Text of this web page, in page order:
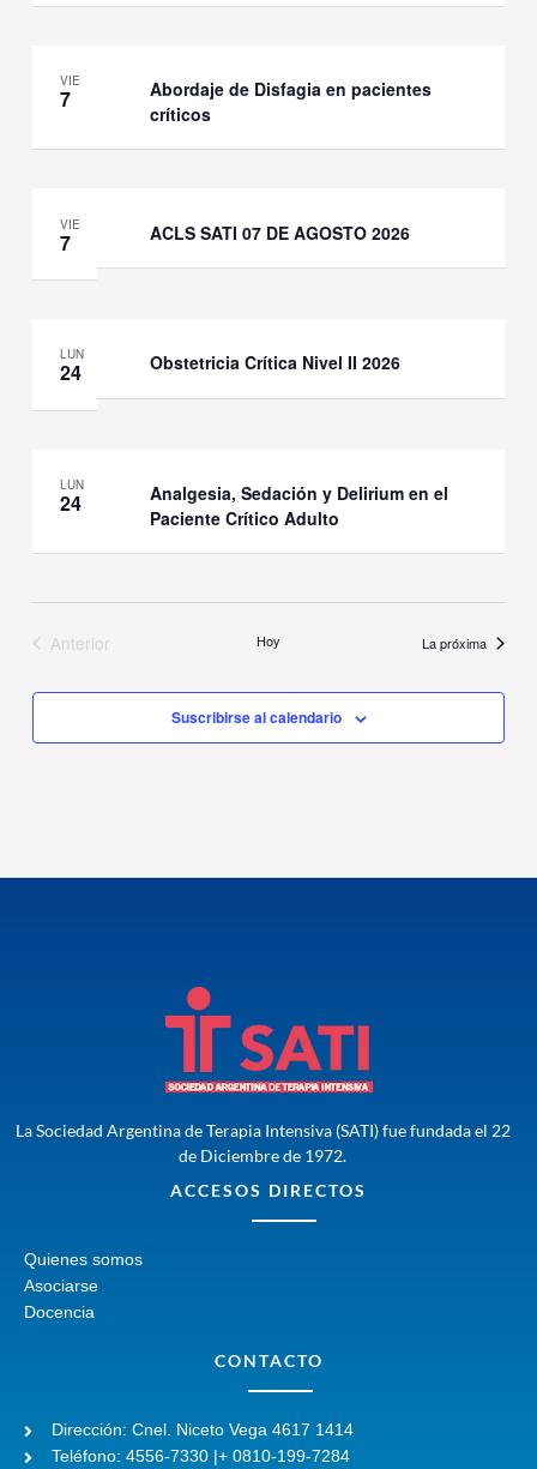
VIE
7
Abordaje de Disfagia en pacientes
críticos
VIE
7 ACLS SATI 07 DE AGOSTO 2026
LUN
24 Obstetricia Crítica Nivel II 2026
LUN
24
Analgesia, Sedación y Delirium en el
Paciente Crítico Adulto
Anterior
Hoy La próximaEventos
Suscribirse al calendario
La Sociedad Argentina de Terapia Intensiva (SATI) fue fundada el 22
de Diciembre de 1972.
ACCESOS DIRECTOS
Quienes somos
Asociarse
Docencia
CONTACTO
Dirección: Cnel. Niceto Vega 4617 1414
Teléfono: 4556-7330 |+ 0810-199-7284